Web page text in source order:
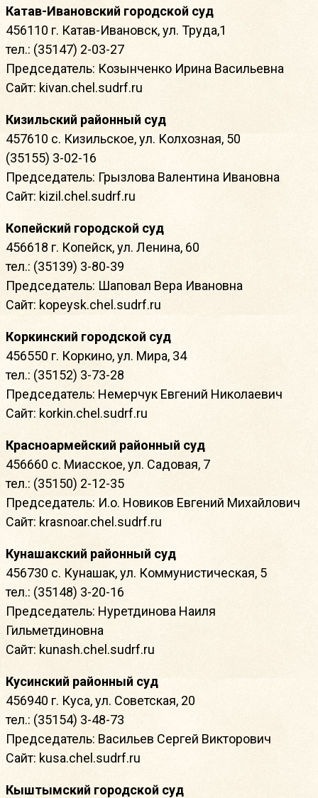
Катав-Ивановский городской суд
456110 г. Катав-Ивановск, ул. Труда,1
тел.: (35147) 2-03-27
Председатель: Козынченко Ирина Васильевна
Сайт: kivan.chel.sudrf.ru
Кизильский районный суд
457610 с. Кизильское, ул. Колхозная, 50
(35155) 3-02-16
Председатель: Грызлова Валентина Ивановна
Сайт: kizil.chel.sudrf.ru
Копейский городской суд
456618 г. Копейск, ул. Ленина, 60
тел.: (35139) 3-80-39
Председатель: Шаповал Вера Ивановна
Сайт: kopeysk.chel.sudrf.ru
Коркинский городской суд
456550 г. Коркино, ул. Мира, 34
тел.: (35152) 3-73-28
Председатель: Немерчук Евгений Николаевич
Сайт: korkin.chel.sudrf.ru
Красноармейский районный суд
456660 с. Миасское, ул. Садовая, 7
тел.: (35150) 2-12-35
Председатель: И.о. Новиков Евгений Михайлович
Сайт: krasnoar.chel.sudrf.ru
Кунашакский районный суд
456730 с. Кунашак, ул. Коммунистическая, 5
тел.: (35148) 3-20-16
Председатель: Нуретдинова Наиля
Гильметдиновна
Сайт: kunash.chel.sudrf.ru
Кусинский районный суд
456940 г. Куса, ул. Советская, 20
тел.: (35154) 3-48-73
Председатель: Васильев Сергей Викторович
Сайт: kusa.chel.sudrf.ru
Кыштымский городской суд